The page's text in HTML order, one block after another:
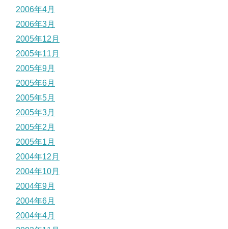
2006年4月
2006年3月
2005年12月
2005年11月
2005年9月
2005年6月
2005年5月
2005年3月
2005年2月
2005年1月
2004年12月
2004年10月
2004年9月
2004年6月
2004年4月